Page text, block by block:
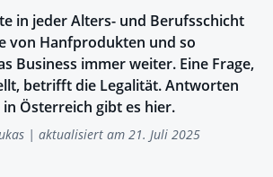
in jeder Alters- und Berufsschicht
von Hanfprodukten und so
Business immer weiter. Eine Frage,
betrifft die Legalität. Antworten
in Österreich gibt es hier.
| aktualisiert am 21. Juli 2025